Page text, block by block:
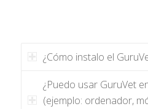
¿Cómo instalo el
¿Puedo usar GuruVet
(ejemplo: ordenador,